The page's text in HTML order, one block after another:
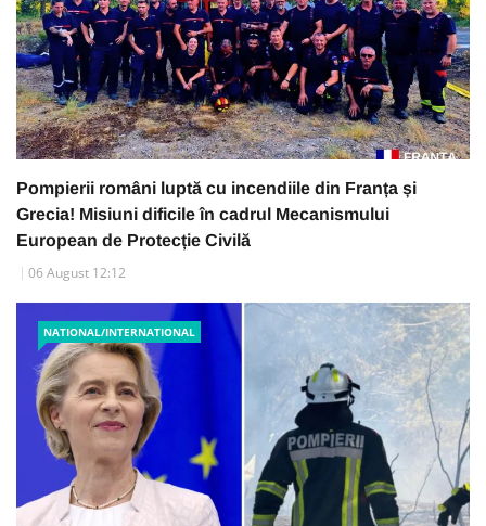
Pompierii români luptă cu incendiile din Franța și
Grecia! Misiuni dificile în cadrul Mecanismului
European de Protecție Civilă
06 August 12:12
NATIONAL/INTERNATIONAL